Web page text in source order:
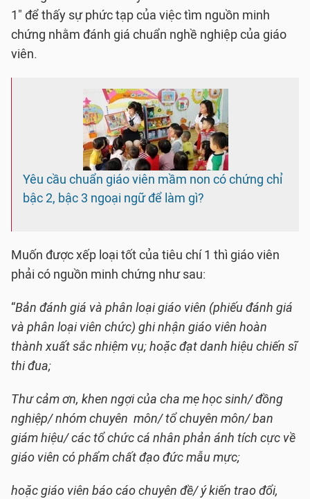
1" để thấy sự phức tạp của việc tìm nguồn minh
chứng nhằm đánh giá chuẩn nghề nghiệp của giáo
viên.
Yêu cầu chuẩn giáo viên mầm non có chứng chỉ
bậc 2, bậc 3 ngoại ngữ để làm gì?
Muốn được xếp loại tốt của tiêu chí 1 thì giáo viên
phải có nguồn minh chứng như sau:
“Bản đánh giá và phân loại giáo viên (phiếu đánh giá
và phân loại viên chức) ghi nhận giáo viên hoàn
thành xuất sắc nhiệm vụ; hoặc đạt danh hiệu chiến sĩ
thi đua;
Thư cảm ơn, khen ngợi của cha mẹ học sinh/ đồng
nghiệp/ nhóm chuyên môn/ tổ chuyên môn/ ban
giám hiệu/ các tổ chức cá nhân phản ánh tích cực về
giáo viên có phẩm chất đạo đức mẫu mực;
hoặc giáo viên báo cáo chuyên đề/ ý kiến trao đổi,